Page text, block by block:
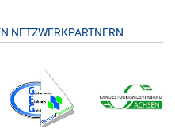
NETZWERKPARTNERN